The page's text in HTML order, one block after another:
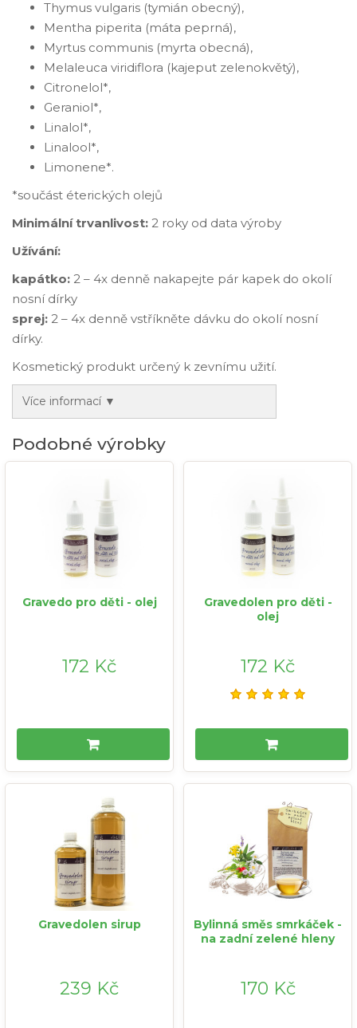
Thymus vulgaris (tymián obecný),
Mentha piperita (máta peprná),
Myrtus communis (myrta obecná),
Melaleuca viridiflora (kajeput zelenokvětý),
Citronelol*,
Geraniol*,
Linalol*,
Linalool*,
Limonene*.
*součást éterických olejů
Minimální trvanlivost: 2 roky od data výroby
Užívání:
kapátko: 2 – 4x denně nakapejte pár kapek do okolí
nosní dírky
sprej: 2 – 4x denně vstříkněte dávku do okolí nosní
dírky.
Kosmetický produkt určený k zevnímu užití.
Více informací ▼
Podobné výrobky
Gravedo pro děti - olej
172 Kč
Gravedolen pro děti -
olej
172 Kč
Gravedolen sirup
239 Kč
Bylinná směs smrkáček -
na zadní zelené hleny
170 Kč